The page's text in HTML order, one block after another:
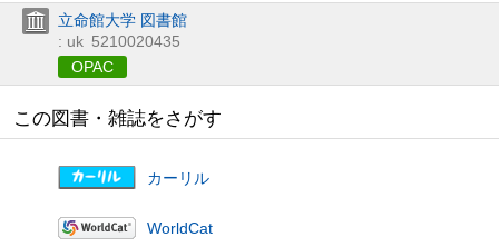
立命館大学 図書館
: uk 5210020435
OPAC
この図書・雑誌をさがす
カーリル
WorldCat